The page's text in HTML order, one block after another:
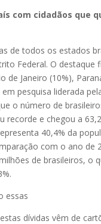
com cidadãos que
de todos os estados
Federal. O destaque
de Janeiro (10%),
em pesquisa liderada
o número de
recorde e chegou a
40,4% da
com o ano de
de brasileiros, o
essas
dívidas vêm de